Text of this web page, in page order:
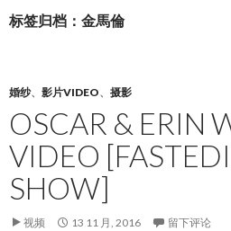
文
标签归档：金馬倫
婚纱、 影片VIDEO、 摄影
OSCAR & ERIN
VIDEO
SHOW]
视频 13 11 月, 2016 留下评论